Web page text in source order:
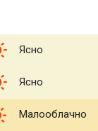
Ясно
Ясно
Малооблачно